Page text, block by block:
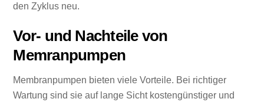
den Zyklus neu.
Vor- und Nachteile von
Memranpumpen
Membranpumpen bieten viele Vorteile. Bei richtiger
Wartung sind sie auf lange Sicht kostengünstiger und